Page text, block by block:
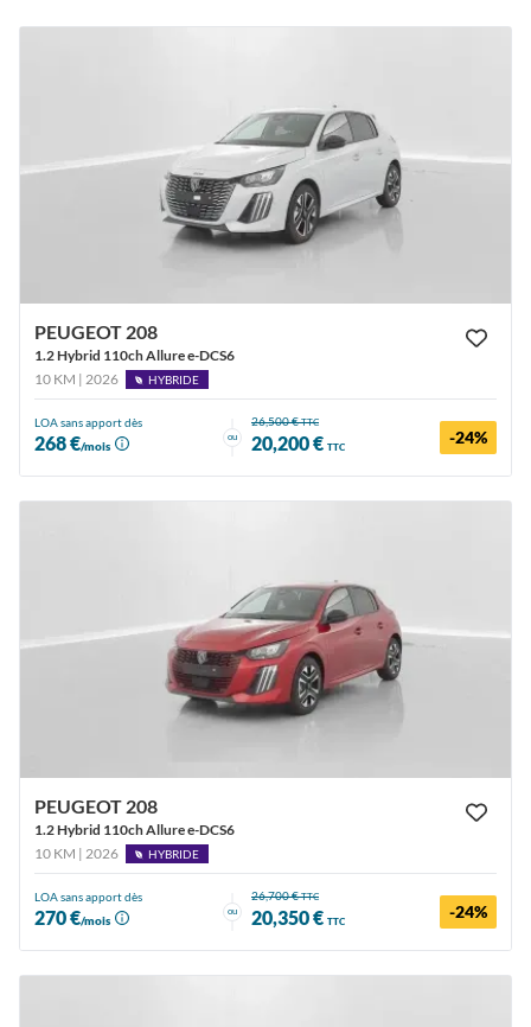
PEUGEOT 208
1.2 Hybrid 110ch Allure e-DCS6
10 KM | 2026
HYBRIDE
LOA sans apport dès
268 €/mois
ou
26,500 €TTC
20,200 € TTC -24%
PEUGEOT 208
1.2 Hybrid 110ch Allure e-DCS6
10 KM | 2026
HYBRIDE
LOA sans apport dès
270 €/mois
ou
26,700 €TTC
20,350 € TTC -24%